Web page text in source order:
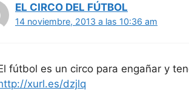
EL CIRCO DEL FÚTBOL
14 noviembre, 2013 a las 10:36 am
fútbol es un circo para engañar y
xurl.es/dzjlq